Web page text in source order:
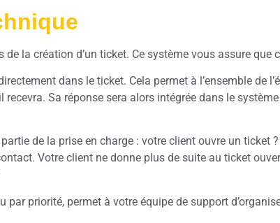
la création d’un ticket. Ce système vous assure
dans le ticket. Cela permet à l’ensemble de
recevra. Sa réponse sera alors intégrée dans le
de la prise en charge : votre client ouvre un
Votre client ne donne plus de suite au ticket
priorité, permet à votre équipe de support